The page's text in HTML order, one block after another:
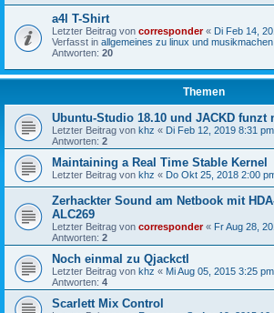
a4l T-Shirt
Letzter Beitrag von corresponder« Di Feb 14,
Verfasst in allgemeines zu linux und musikmachen
Antworten: 20
Themen
Ubuntu-Studio 18.10 und JACKD funzt
Letzter Beitrag von khz « Di Feb 12, 2019 8:31 pm
Antworten: 2
Maintaining a Real Time Stable Kernel
Letzter Beitrag von khz « Do Okt 25, 2018 2:00
Zerhackter Sound am Netbook mit
ALC269
Letzter Beitrag von corresponder« Fr Aug 28,
Antworten: 2
Noch einmal zu Qjackctl
Letzter Beitrag von khz « Mi Aug 05, 2015 3:25 pm
Antworten: 4
Scarlett Mix Control